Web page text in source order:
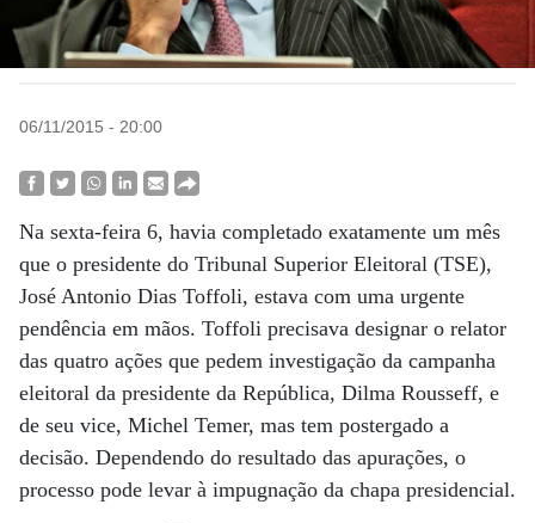
06/11/2015 - 20:00
Na sexta-feira 6, havia completado exatamente um mês
que o presidente do Tribunal Superior Eleitoral (TSE),
José Antonio Dias Toffoli, estava com uma urgente
pendência em mãos. Toffoli precisava designar o relator
das quatro ações que pedem investigação da campanha
eleitoral da presidente da República, Dilma Rousseff, e
de seu vice, Michel Temer, mas tem postergado a
decisão. Dependendo do resultado das apurações, o
processo pode levar à impugnação da chapa presidencial.